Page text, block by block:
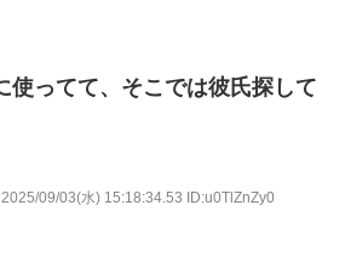
使ってて、そこでは彼氏探して
2025/09/03(水) 15:18:34.53 ID:u0TlZnZy0